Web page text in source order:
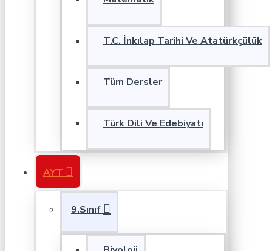
T.C. İnkılap Tarihi Ve Atatürkçülük
Tüm Dersler
Türk Dili Ve Edebiyatı
AYT
9.Sınıf